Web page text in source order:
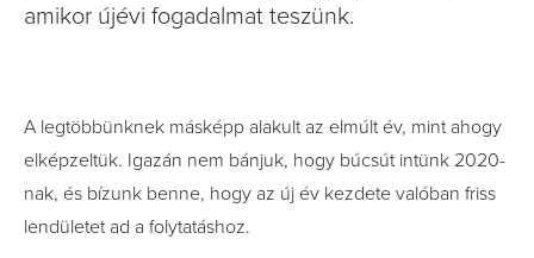
amikor újévi fogadalmat teszünk.
A legtöbbünknek másképp alakult az elmúlt év, mint ahogy
elképzeltük. Igazán nem bánjuk, hogy búcsút intünk 2020-
nak, és bízunk benne, hogy az új év kezdete valóban friss
lendületet ad a folytatáshoz.